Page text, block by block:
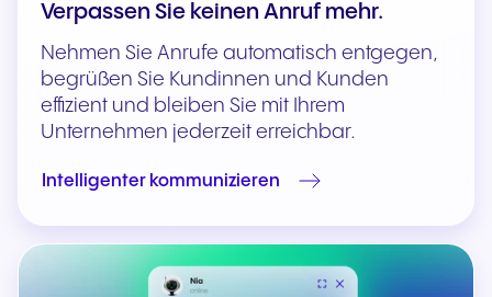
Verpassen Sie keinen Anruf mehr.
Nehmen Sie Anrufe automatisch entgegen,
begrüßen Sie Kundinnen und Kunden
effizient und bleiben Sie mit Ihrem
Unternehmen jederzeit erreichbar.
Intelligenter kommunizieren